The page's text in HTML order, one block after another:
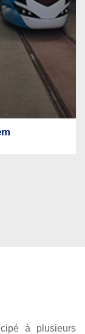
à plusieurs